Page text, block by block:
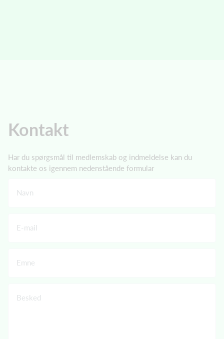
Kontakt
Har du spørgsmål til medlemskab og indmeldelse kan du
kontakte os igennem nedenstående formular
Navn
E-mail
Emne
Besked